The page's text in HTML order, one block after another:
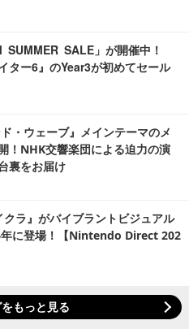
SUMMER SALE」が開催中！
ター6』のYear3が初めてセール
・ウェーブ』メインテーマのメ
！NHK交響楽団による迫力の演
裏をお届け
ラ』がバイブラントビジュアル
年に登場！【Nintendo Direct 202
もっと見る